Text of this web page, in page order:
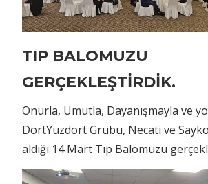
TIP BALOMUZU
GERÇEKLEŞTİRDİK.
Onurla, Umutla, Dayanışmayla ve
DörtYüzdört Grubu, Necati ve
aldığı 14 Mart Tıp Balomuzu